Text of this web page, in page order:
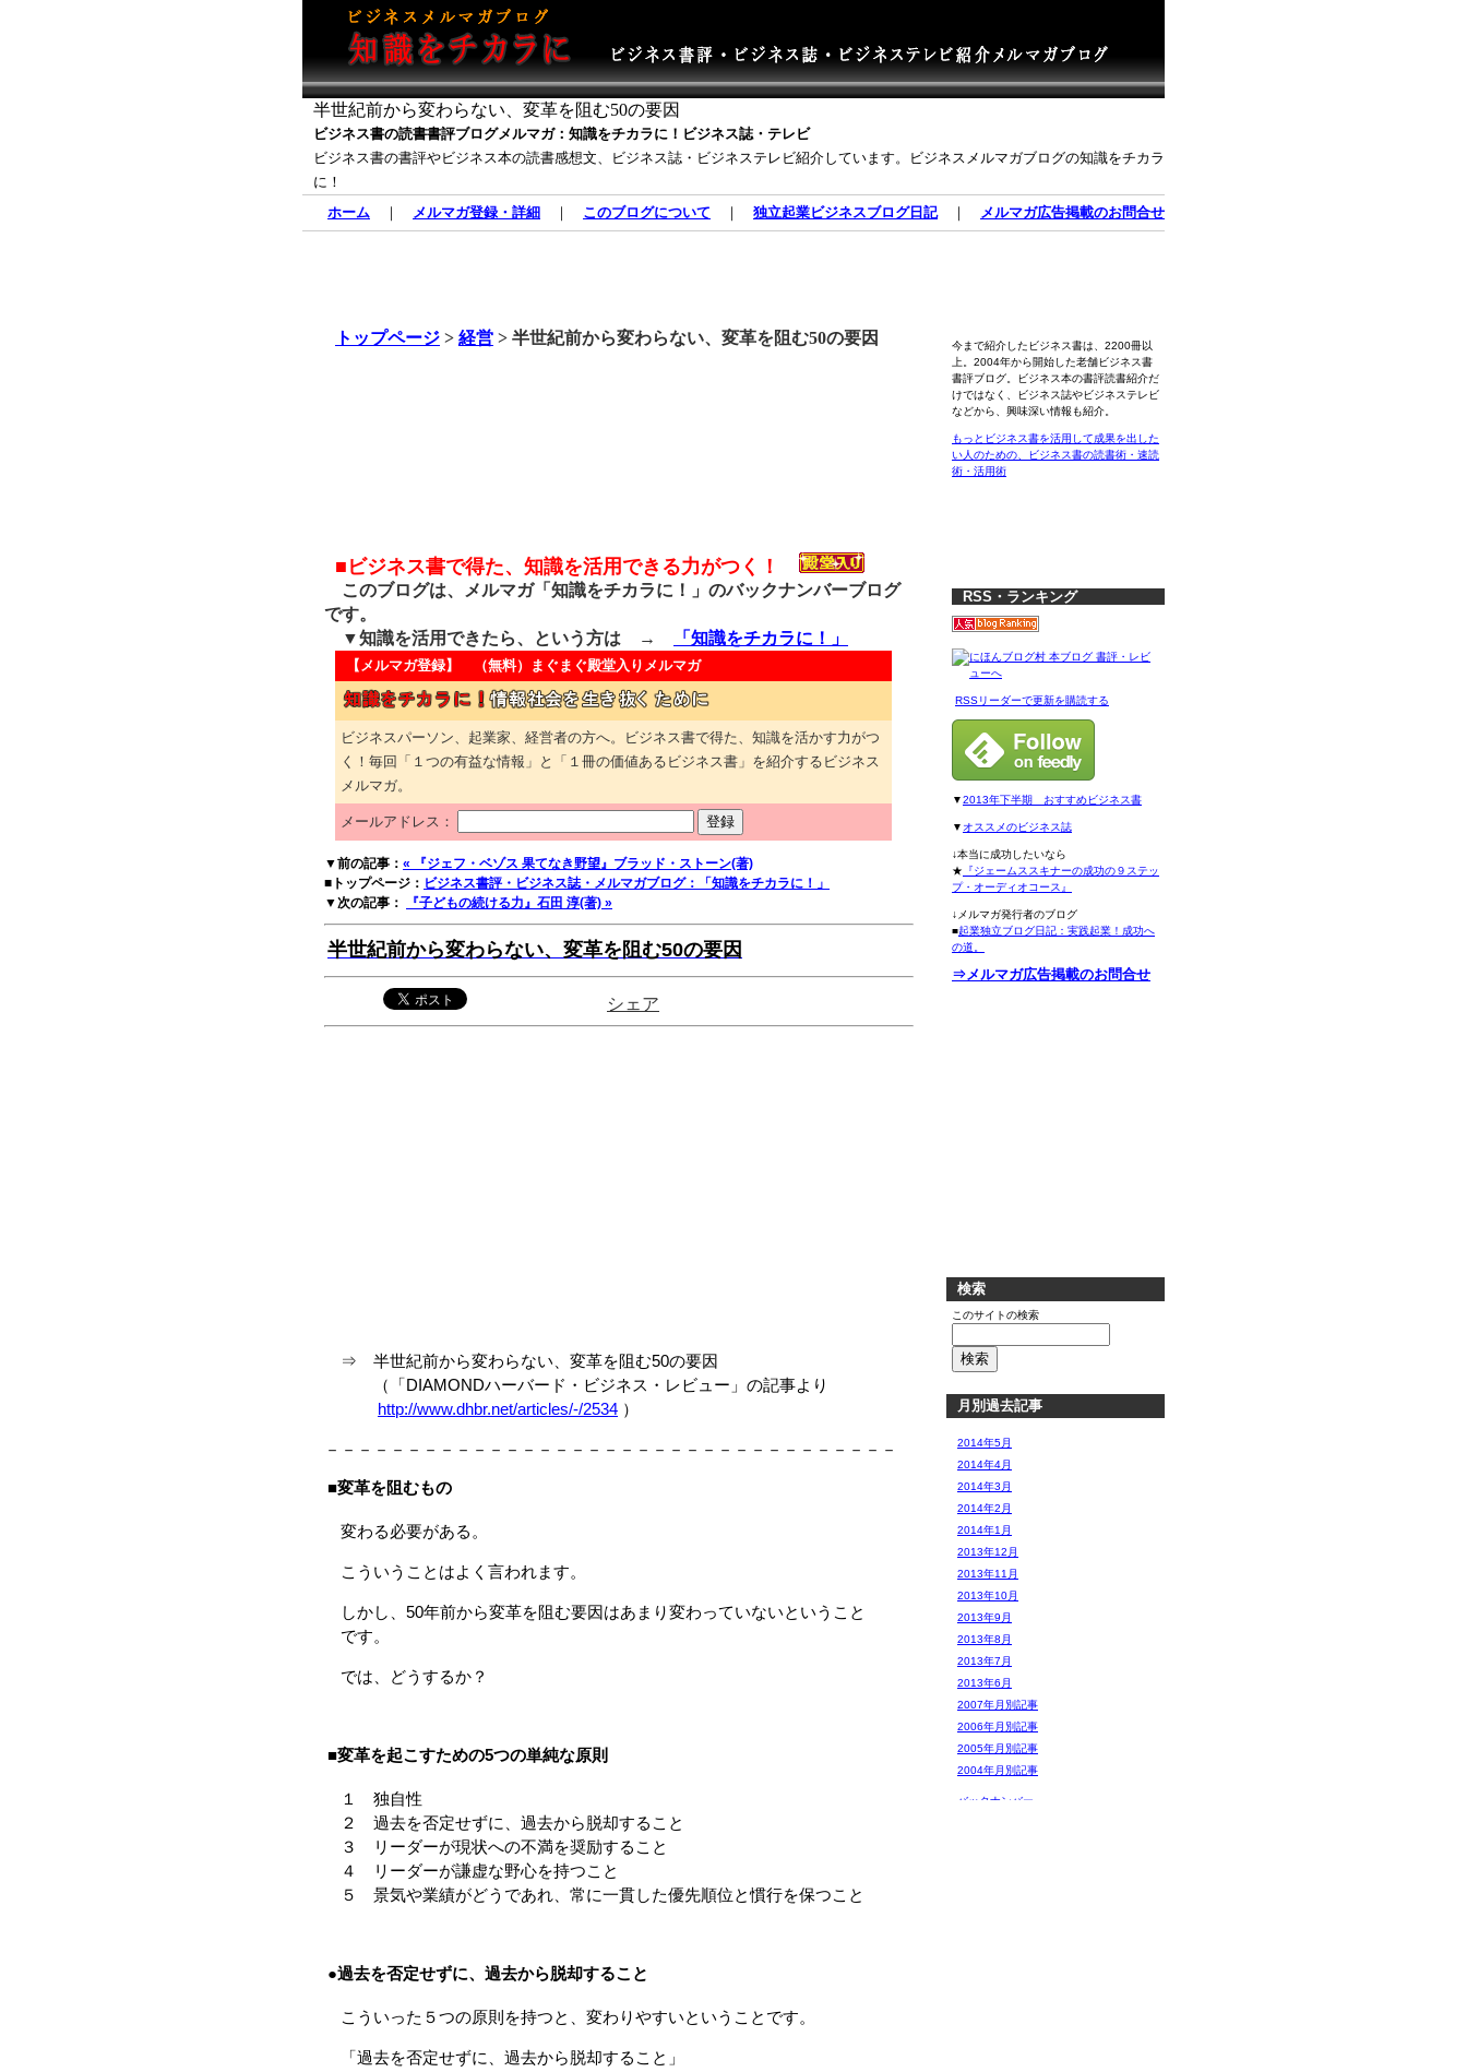
半世紀前から変わらない、変革を阻む50の要因
ビジネス書の読書書評ブログメルマガ：知識をチカラに！ビジネス誌・テレビ
ビジネス書の書評やビジネス本の読書感想文、ビジネス誌・ビジネステレビ紹介しています。ビジネスメルマガブログの知識をチカラ
に！
ホーム ｜ メルマガ登録・詳細 ｜ このブログについて ｜ 独立起業ビジネスブログ日記｜ メルマガ広告掲載のお問合せ
トップページ > 経営 > 半世紀前から変わらない、変革を阻む50の要因
■ビジネス書で得た、知識を活用できる力がつく！
このブログは、メルマガ「知識をチカラに！」のバックナンバーブログ
です。
▼知識を活用できたら、という方は →
「知識をチカラに！」
【メルマガ登録】 （無料） まぐまぐ殿堂入りメルマガ
ビジネスパーソン、起業家、経営者の方へ。ビジネス書で得た、知識を活かす力がつ
く！毎回「１つの有益な情報」と「１冊の価値あるビジネス書」を紹介するビジネス
メルマガ。
メールアドレス：
▼前の記事： « 『ジェフ・ベゾス 果てなき野望』ブラッド・ストーン(著)
■トップページ： ビジネス書評・ビジネス誌・メルマガブログ：「知識をチカラに！」
▼次の記事：
『子どもの続ける力』石田 淳(著) »
半世紀前から変わらない、変革を阻む50の要因
シェア
⇒ 半世紀前から変わらない、変革を阻む50の要因
（「DIAMONDハーバード・ビジネス・レビュー」の記事より
http://www.dhbr.net/articles/-/2534 ）
－－－－－－－－－－－－－－－－－－－－－－－－－－－－－－－－－－－
■変革を阻むもの
変わる必要がある。
こういうことはよく言われます。
しかし、50年前から変革を阻む要因はあまり変わっていないということ
です。
では、どうするか？
■変革を起こすための5つの単純な原則
１ 独自性
２ 過去を否定せずに、過去から脱却すること
３ リーダーが現状への不満を奨励すること
４ リーダーが謙虚な野心を持つこと
５ 景気や業績がどうであれ、常に一貫した優先順位と慣行を保つこと
●過去を否定せずに、過去から脱却すること
こういった５つの原則を持つと、変わりやすいということです。
「過去を否定せずに、過去から脱却すること」
今まで紹介したビジネス書は、2200冊以
上。2004年から開始した老舗ビジネス書
書評ブログ。ビジネス本の書評読書紹介だ
けではなく、ビジネス誌やビジネステレビ
などから、興味深い情報も紹介。
もっとビジネス書を活用して成果を出した
い人のための、ビジネス書の読書術・速読
術・活用術
RSS・ランキング
RSSリーダーで更新を購読する
▼2013年下半期 おすすめビジネス書
▼ オススメのビジネス誌
↓本当に成功したいなら
★ 『ジェームススキナーの成功の９ステッ
プ・オーディオコース』
↓メルマガ発行者のブログ
■起業独立ブログ日記：実践起業！成功へ
の道。
⇒メルマガ広告掲載のお問合せ
検索
このサイトの検索
月別過去記事
2014年5月
2014年4月
2014年3月
2014年2月
2014年1月
2013年12月
2013年11月
2013年10月
2013年9月
2013年8月
2013年7月
2013年6月
2007年月別記事
2006年月別記事
2005年月別記事
2004年月別記事
バックナンバー